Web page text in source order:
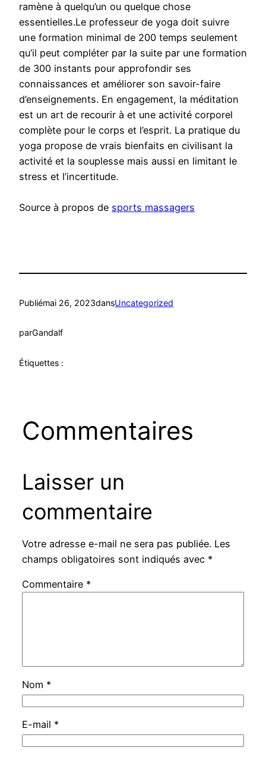
ramène à quelqu’un ou quelque chose
essentielles.Le professeur de yoga doit suivre
une formation minimal de 200 temps seulement
qu’il peut compléter par la suite par une formation
de 300 instants pour approfondir ses
connaissances et améliorer son savoir-faire
d’enseignements. En engagement, la méditation
est un art de recourir à et une activité corporel
complète pour le corps et l’esprit. La pratique du
yoga propose de vrais bienfaits en civilisant la
activité et la souplesse mais aussi en limitant le
stress et l’incertitude.
Source à propos de sports massagers
Publiémai 26, 2023dansUncategorized
parGandalf
Étiquettes :
Commentaires
Laisser un
commentaire
Votre adresse e-mail ne sera pas publiée. Les
champs obligatoires sont indiqués avec *
Commentaire *
Nom *
E-mail *